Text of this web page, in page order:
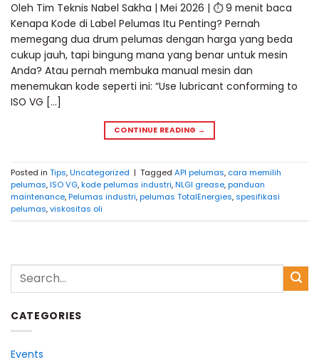
Oleh Tim Teknis Nabel Sakha | Mei 2026 | ⏱ 9 menit baca
Kenapa Kode di Label Pelumas Itu Penting? Pernah
memegang dua drum pelumas dengan harga yang beda
cukup jauh, tapi bingung mana yang benar untuk mesin
Anda? Atau pernah membuka manual mesin dan
menemukan kode seperti ini: “Use lubricant conforming to
ISO VG […]
CONTINUE READING →
Posted in Tips,Uncategorized | Tagged API pelumas, cara memilih
pelumas,ISO VG,kode pelumas industri,NLGI grease,panduan
maintenance,Pelumas industri,pelumas TotalEnergies,spesifikasi
pelumas,viskositas oli
CATEGORIES
Events